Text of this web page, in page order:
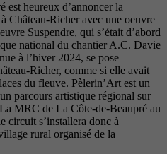
est heureux d’annoncer la
Château-Richer avec une oeuvre
Suspendre, qui s’était d’abord
national du chantier A.C. Davie
à l’hiver 2024, se pose
Richer, comme si elle avait
du fleuve. Pèlerin’Art est un
parcours artistique régional sur
MRC de La Côte-de-Beaupré au
circuit s’installera donc à
rural organisé de la